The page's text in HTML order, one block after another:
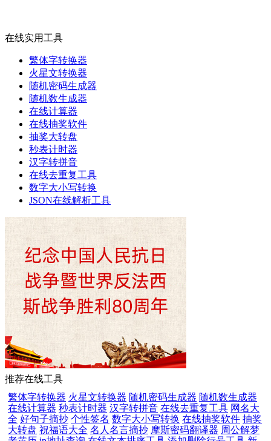
在线实用工具
繁体字转换器
火星文转换器
随机密码生成器
随机数生成器
在线计算器
在线抽奖软件
抽奖大转盘
秒表计时器
汉字转拼音
在线去重复工具
数字大小写转换
JSON在线解析工具
推荐在线工具
繁体字转换器 火星文转换器 随机密码生成器 随机数生成器
在线计算器 秒表计时器 汉字转拼音 在线去重复工具 网名大
全 好句子摘抄 个性签名 数字大小写转换 在线抽奖软件 抽奖
大转盘 祝福语大全 名人名言摘抄 摩斯密码翻译器 周公解梦